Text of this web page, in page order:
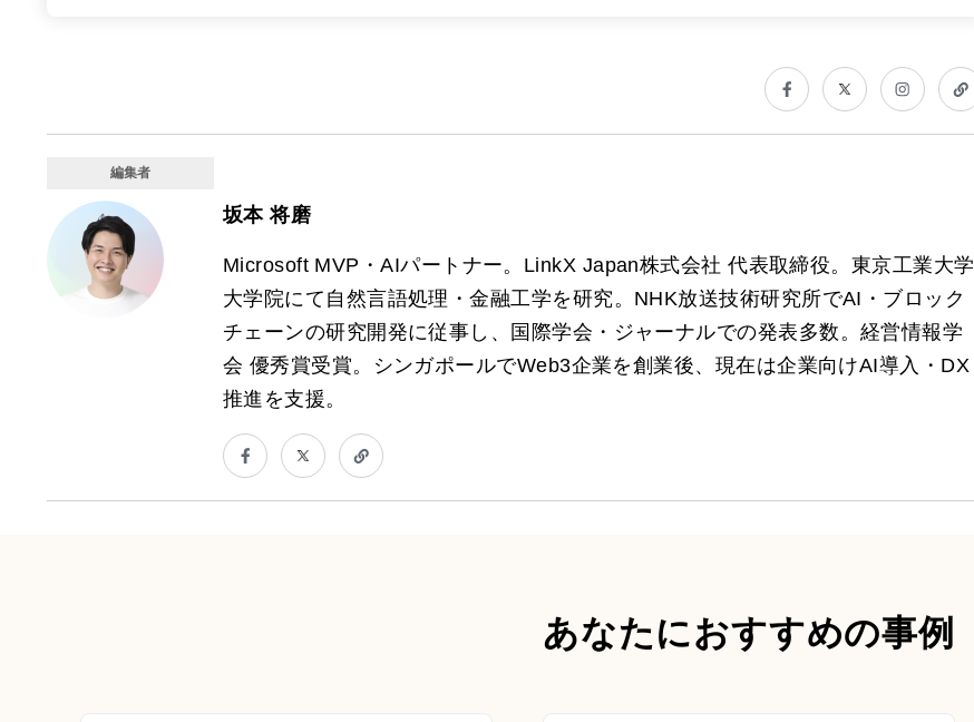
編集者
坂本 将磨
Microsoft MVP・AIパートナー。LinkX Japan株式会社 代表取締役。東京工業大学
大学院にて自然言語処理・金融工学を研究。NHK放送技術研究所でAI・ブロック
チェーンの研究開発に従事し、国際学会・ジャーナルでの発表多数。経営情報学
会 優秀賞受賞。シンガポールでWeb3企業を創業後、現在は企業向けAI導入・DX
推進を支援。
あなたにおすすめの事例